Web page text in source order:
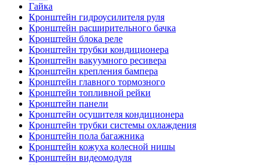
Гайка
Кронштейн гидроусилителя руля
Кронштейн расширительного бачка
Кронштейн блока реле
Кронштейн трубки кондиционера
Кронштейн вакуумного ресивера
Кронштейн крепления бампера
Кронштейн главного тормозного
Кронштейн топливной рейки
Кронштейн панели
Кронштейн осушителя кондиционера
Кронштейн трубки системы охлаждения
Кронштейн пола багажника
Кронштейн кожуха колесной нишы
Кронштейн видеомодуля